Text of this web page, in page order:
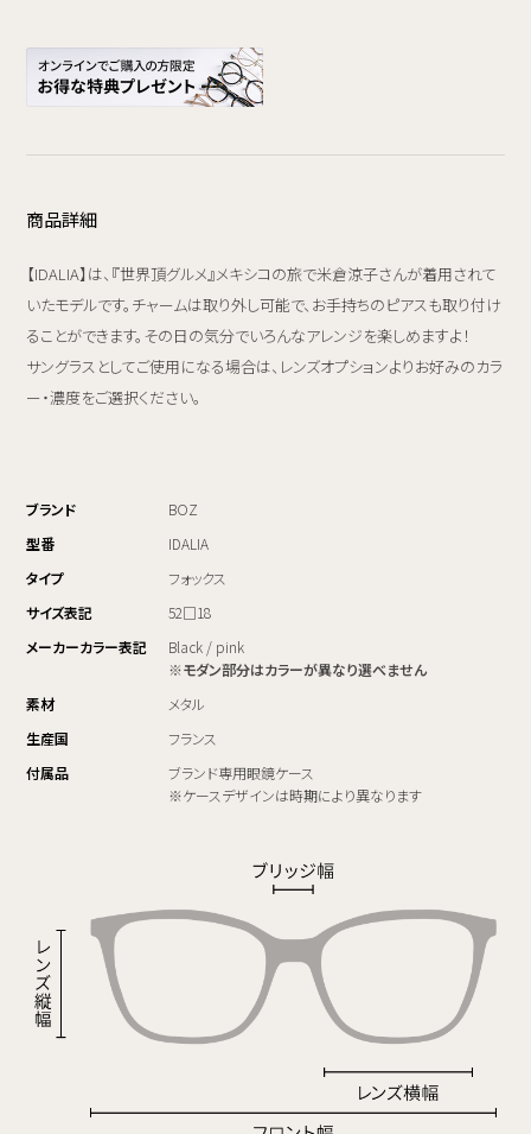
商品詳細
【IDALIA】は、『世界頂グルメ』メキシコの旅で米倉涼子さんが着用されて
いたモデルです。チャームは取り外し可能で、お手持ちのピアスも取り付け
ることができます。その日の気分でいろんなアレンジを楽しめますよ！
サングラスとしてご使用になる場合は、レンズオプションよりお好みのカラ
ー・濃度をご選択ください。
ブランド
BOZ
型番
IDALIA
タイプ
フォックス
サイズ表記
52□18
メーカーカラー表記
Black / pink
※モダン部分はカラーが異なり選べません
素材
メタル
生産国
フランス
付属品
ブランド専用眼鏡ケース
※ケースデザインは時期により異なります